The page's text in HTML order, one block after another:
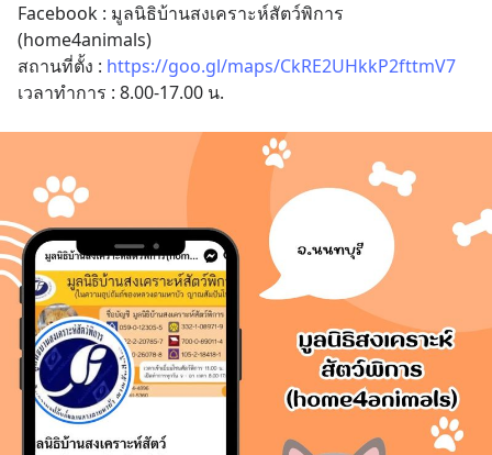
Facebook : มูลนิธิบ้านสงเคราะห์สัตว์พิการ
(home4animals)
สถานที่ตั้ง : https://goo.gl/maps/CkRE2UHkkP2fttmV7
เวลาทำการ : 8.00-17.00 น.